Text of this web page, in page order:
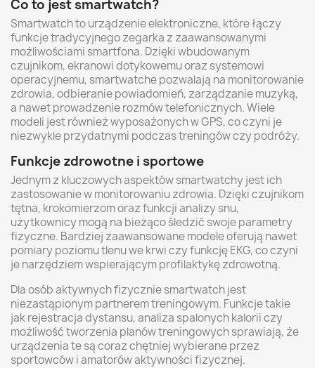
Co to jest smartwatch?
Smartwatch to urządzenie elektroniczne, które łączy
funkcje tradycyjnego zegarka z zaawansowanymi
możliwościami smartfona. Dzięki wbudowanym
czujnikom, ekranowi dotykowemu oraz systemowi
operacyjnemu, smartwatche pozwalają na monitorowanie
zdrowia, odbieranie powiadomień, zarządzanie muzyką,
a nawet prowadzenie rozmów telefonicznych. Wiele
modeli jest również wyposażonych w GPS, co czyni je
niezwykle przydatnymi podczas treningów czy podróży.
Funkcje zdrowotne i sportowe
Jednym z kluczowych aspektów smartwatchy jest ich
zastosowanie w monitorowaniu zdrowia. Dzięki czujnikom
tętna, krokomierzom oraz funkcji analizy snu,
użytkownicy mogą na bieżąco śledzić swoje parametry
fizyczne. Bardziej zaawansowane modele oferują nawet
pomiary poziomu tlenu we krwi czy funkcję EKG, co czyni
je narzędziem wspierającym profilaktykę zdrowotną.
Dla osób aktywnych fizycznie smartwatch jest
niezastąpionym partnerem treningowym. Funkcje takie
jak rejestracja dystansu, analiza spalonych kalorii czy
możliwość tworzenia planów treningowych sprawiają, że
urządzenia te są coraz chętniej wybierane przez
sportowców i amatorów aktywności fizycznej.